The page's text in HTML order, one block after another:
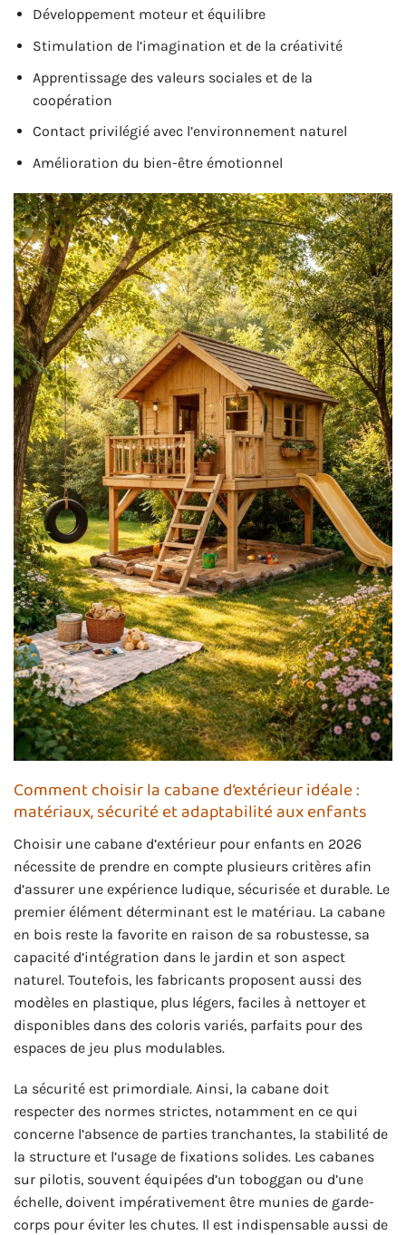
Développement moteur et équilibre
Stimulation de l’imagination et de la créativité
Apprentissage des valeurs sociales et de la
coopération
Contact privilégié avec l’environnement naturel
Amélioration du bien-être émotionnel
Comment choisir la cabane d’extérieur idéale :
matériaux, sécurité et adaptabilité aux enfants
Choisir une cabane d’extérieur pour enfants en 2026
nécessite de prendre en compte plusieurs critères afin
d’assurer une expérience ludique, sécurisée et durable. Le
premier élément déterminant est le matériau. La cabane
en bois reste la favorite en raison de sa robustesse, sa
capacité d’intégration dans le jardin et son aspect
naturel. Toutefois, les fabricants proposent aussi des
modèles en plastique, plus légers, faciles à nettoyer et
disponibles dans des coloris variés, parfaits pour des
espaces de jeu plus modulables.
La sécurité est primordiale. Ainsi, la cabane doit
respecter des normes strictes, notamment en ce qui
concerne l’absence de parties tranchantes, la stabilité de
la structure et l’usage de fixations solides. Les cabanes
sur pilotis, souvent équipées d’un toboggan ou d’une
échelle, doivent impérativement être munies de garde-
corps pour éviter les chutes. Il est indispensable aussi de